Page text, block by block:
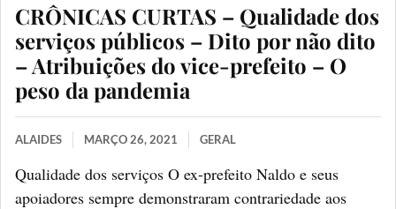
CRÔNICAS CURTAS – Qualidade dos
serviços públicos – Dito por não dito
– Atribuições do vice-prefeito – O
peso da pandemia
ALAIDES MARÇO 26, 2021 GERAL
Qualidade dos serviços O ex-prefeito Naldo e seus
apoiadores sempre demonstraram contrariedade aos